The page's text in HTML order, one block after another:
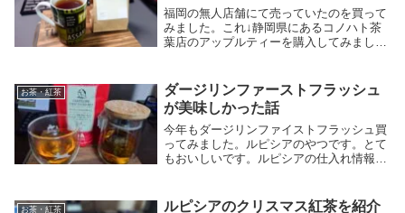
福岡の無人店舗にて売っていたのを買って
みました。これ↓静岡県にあるコノハト茶
葉店のアップルティーを購入してみまし
んごが入っています。これがかなり強くて
甘めのりんごの...
お茶・紅茶
ダージリンファーストフラッシュ
が美味しかった話
今年もダージリンファイストフラッシュ買
ってみました。ルピシアのやつです。とて
もおいしいです。ルピシアの仕入れ情報的
す。今年は、やや深みがあり、じんわりと
お茶・紅茶 ルピシアのクリスマス紅茶を紹介